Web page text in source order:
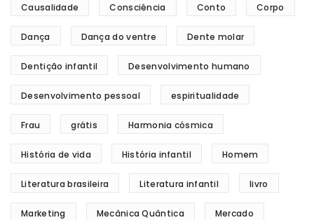
Causalidade Consciência Conto Corpo
Dança Dança do ventre Dente molar
Dentição infantil Desenvolvimento humano
Desenvolvimento pessoal espiritualidade
Frau grátis Harmonia cósmica
História de vida História infantil Homem
Literatura brasileira Literatura infantil livro
Marketing Mecânica Quântica Mercado